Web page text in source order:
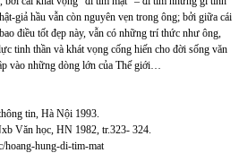
giả hầu vẫn còn nguyên vẹn trong ông; bởi giữa cái
điều tốt đẹp này, vẫn có những trí thức như ông,
tinh thần và khát vọng cống hiến cho đời sống văn
vào những dòng lớn của Thế giới…
tin, Hà Nội 1993.
Văn học, HN 1982, tr.323- 324.
hoang-hung-di-tim-mat